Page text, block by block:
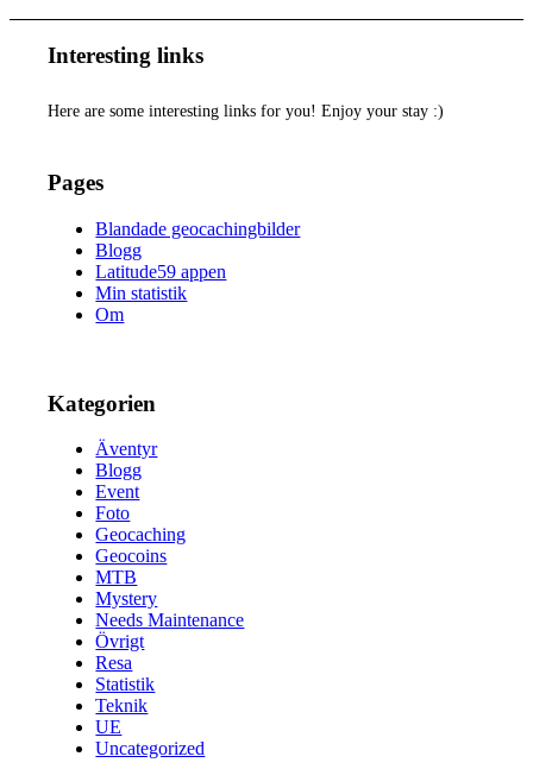
Interesting links
Here are some interesting links for you! Enjoy your stay :)
Pages
Blandade geocachingbilder
Blogg
Latitude59 appen
Min statistik
Om
Kategorien
Äventyr
Blogg
Event
Foto
Geocaching
Geocoins
MTB
Mystery
Needs Maintenance
Övrigt
Resa
Statistik
Teknik
UE
Uncategorized